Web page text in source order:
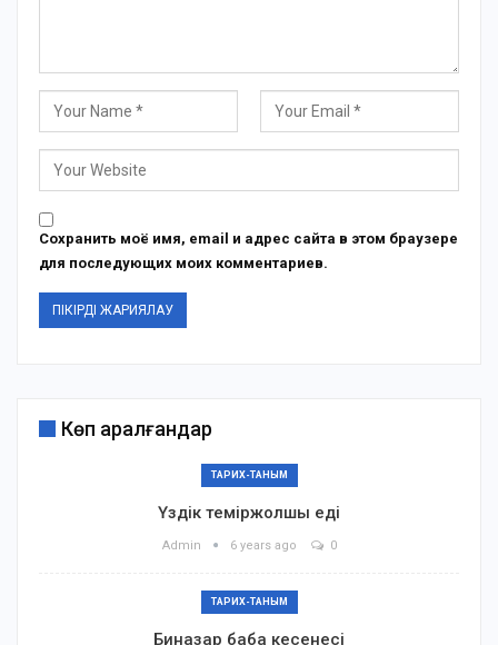
Сохранить моё имя, email и адрес сайта в этом браузере
для последующих моих комментариев.
Көп қаралғандар
ТАРИХ-ТАНЫМ
Үздік теміржолшы еді
Admin 6 years ago 0
ТАРИХ-ТАНЫМ
Биназар баба кесенесі